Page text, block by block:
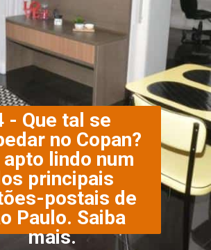
- Que tal se
no Copan?
apto lindo num
principais
postais de
Paulo. Saiba
mais.